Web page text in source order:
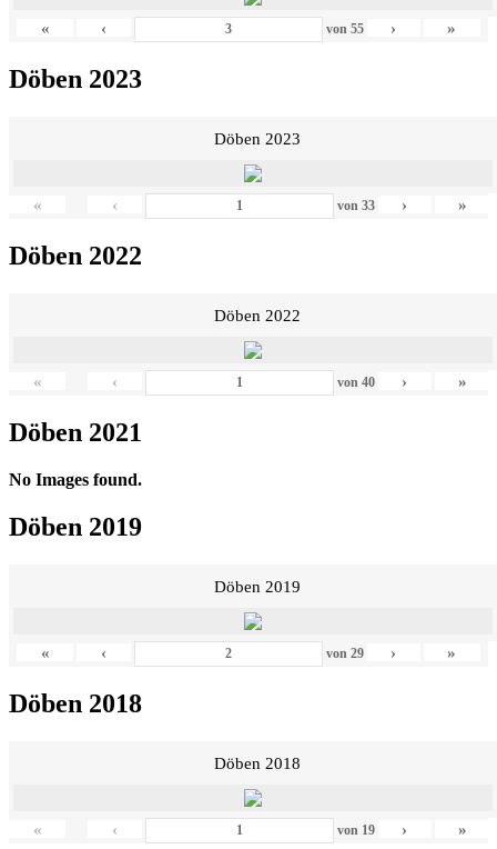
« ‹ von 55 › »
Döben 2023
Döben 2023
« ‹ von 33 › »
Döben 2022
Döben 2022
« ‹ von 40 › »
Döben 2021
No Images found.
Döben 2019
Döben 2019
« ‹ von 29 › »
Döben 2018
Döben 2018
« ‹ von 19 › »